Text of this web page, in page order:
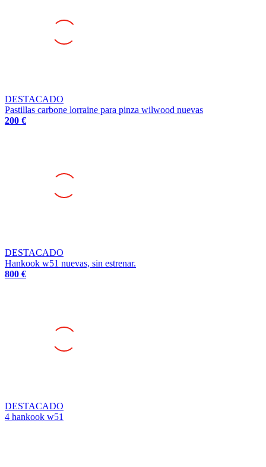
DESTACADO
Pastillas carbone lorraine para pinza wilwood nuevas
200 €
DESTACADO
Hankook w51 nuevas, sin estrenar.
800 €
DESTACADO
4 hankook w51